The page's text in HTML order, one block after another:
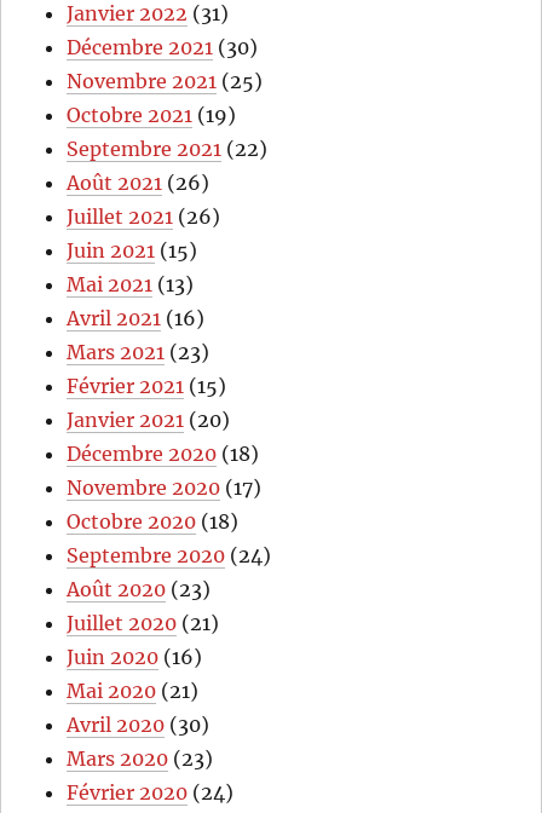
Janvier 2022 (31)
Décembre 2021 (30)
Novembre 2021 (25)
Octobre 2021 (19)
Septembre 2021 (22)
Août 2021 (26)
Juillet 2021 (26)
Juin 2021 (15)
Mai 2021 (13)
Avril 2021 (16)
Mars 2021 (23)
Février 2021 (15)
Janvier 2021 (20)
Décembre 2020 (18)
Novembre 2020 (17)
Octobre 2020 (18)
Septembre 2020 (24)
Août 2020 (23)
Juillet 2020 (21)
Juin 2020 (16)
Mai 2020 (21)
Avril 2020 (30)
Mars 2020 (23)
Février 2020 (24)